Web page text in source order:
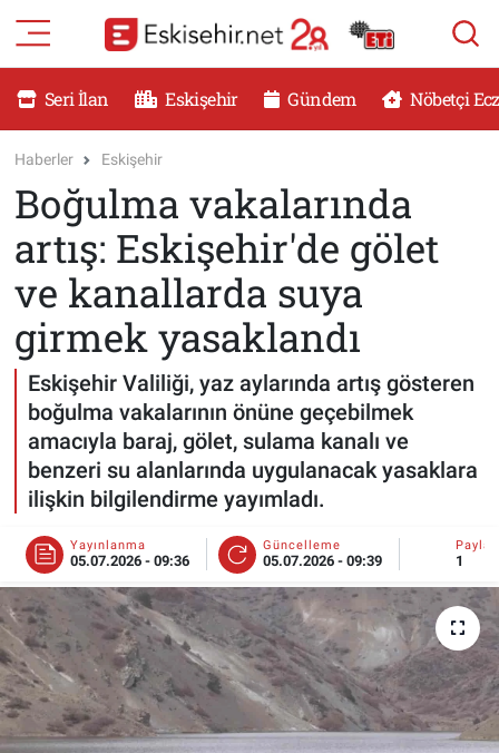
Seri İlan Eskişehir Gündem Nöbetçi
Haberler Eskişehir
Boğulma vakalarında
artış: Eskişehir'de gölet
ve kanallarda suya
girmek yasaklandı
Eskişehir Valiliği, yaz aylarında artış gösteren
boğulma vakalarının önüne geçebilmek
amacıyla baraj, gölet, sulama kanalı ve
benzeri su alanlarında uygulanacak yasaklara
ilişkin bilgilendirme yayımladı.
Yayınlanma
05.07.2026 - 09:36
Güncelleme
05.07.2026 - 09:39 1
RESMİ İLANLAR
DÜNYA
SAĞLIK
MAGAZİN
KADIN
TEKNOLOJİ
YEMEK
ESKİŞEHİR NÖBETÇİ ECZANELER
Eskişehir Haber İçerikleri
Eskişehir Hava Durumu
Eskişehir Tramvay Saatleri
Eskişehir Nöbetçi Eczaneler
Eskişehir Namaz Vakitleri
Eskişehir Trafik Yoğunluk Haritası
Süper Lig Puan Durumu ve Fikstür
Tüm Manşetler
Son Dakika Haberleri
Haber Arşivi